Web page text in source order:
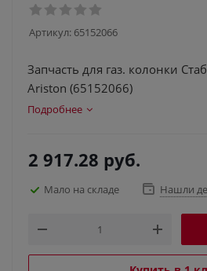
Артикул: 65152066
Запчасть для газ. колонки
Ariston (65152066)
Подробнее
2 917.28 руб.
Мало на складе Нашли